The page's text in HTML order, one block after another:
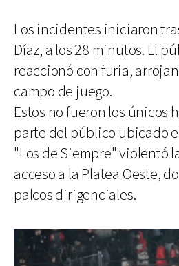
Los incidentes iniciaron
Díaz, a los 28 minutos. El
reaccionó con furia,
campo de juego.
Estos no fueron los únicos
parte del público ubicado
"Los de Siempre" violentó
acceso a la Platea Oeste,
palcos dirigenciales.